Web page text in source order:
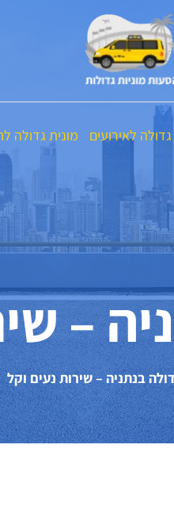
לאירועים מונית גדולה
–
בנתניה – שירות נעים וקל